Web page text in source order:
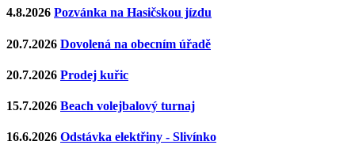
4.8.2026 Pozvánka na Hasičskou jízdu
20.7.2026 Dovolená na obecním úřadě
20.7.2026 Prodej kuřic
15.7.2026 Beach volejbalový turnaj
16.6.2026 Odstávka elektřiny - Slivínko